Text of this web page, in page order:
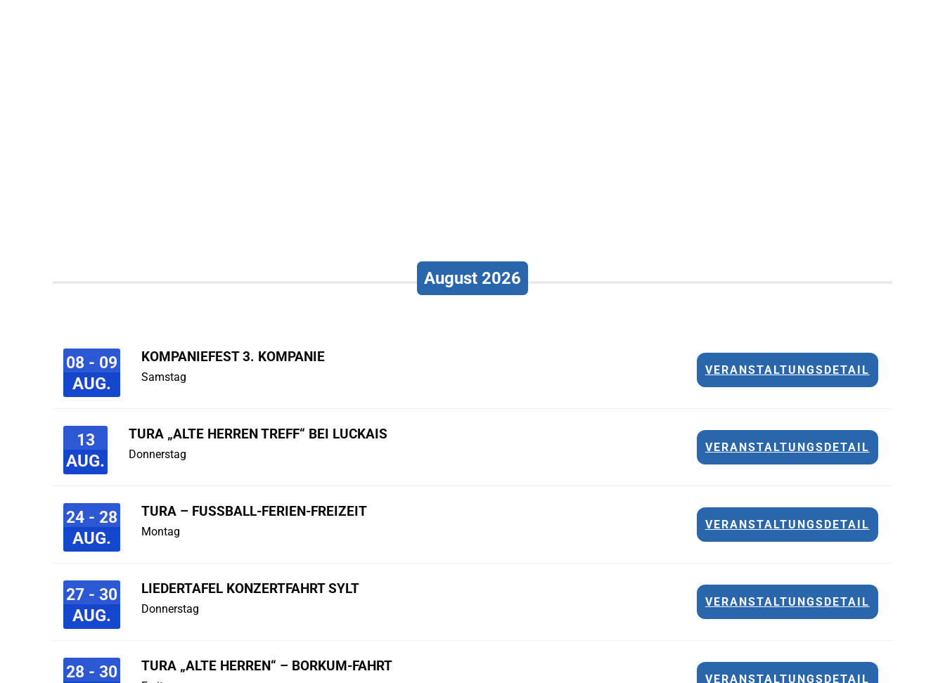
August 2026
08 - 09
AUG.
KOMPANIEFEST 3. KOMPANIE
Samstag
VERANSTALTUNGSDETAIL
13
AUG.
TURA „ALTE HERREN TREFF“ BEI LUCKAIS
Donnerstag
VERANSTALTUNGSDETAIL
24 - 28
AUG.
TURA – FUSSBALL-FERIEN-FREIZEIT
Montag
VERANSTALTUNGSDETAIL
27 - 30
AUG.
LIEDERTAFEL KONZERTFAHRT SYLT
Donnerstag
VERANSTALTUNGSDETAIL
28 - 30 TURA „ALTE HERREN“ – BORKUM-FAHRT
VERANSTALTUNGSDETAIL